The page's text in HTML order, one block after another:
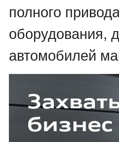
полного
оборудования,
автомобилей